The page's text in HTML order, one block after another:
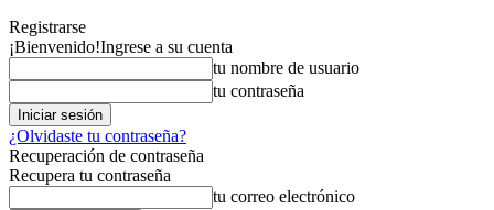
Registrarse
¡Bienvenido!Ingrese a su cuenta
tu nombre de usuario
tu contraseña
¿Olvidaste tu contraseña?
Recuperación de contraseña
Recupera tu contraseña
tu correo electrónico